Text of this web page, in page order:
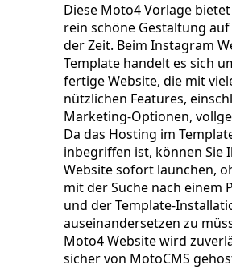
Diese Moto4 Vorlage
rein schöne Gestaltung
der Zeit. Beim Instagram
Template handelt es sich
fertige Website, die mit
nützlichen Features,
Marketing-Optionen,
Da das Hosting im
inbegriffen ist, können Sie
Website sofort launchen,
mit der Suche nach einem
und der Template-
auseinandersetzen zu
Moto4 Website wird
sicher von MotoCMS